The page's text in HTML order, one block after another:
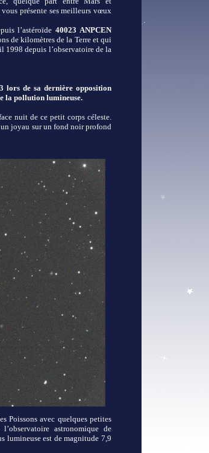
présente ses meilleurs vœux
l’astéroïde40023 ANPCEN
de kilomètres de la Terre et qui
1998 depuis l’observatoire de la
lors de sa dernière opposition
la pollution lumineuse.
nuit de ce petit corps céleste.
joyau sur un fond noir profond
Poissons avec quelques petites
astronomique de
lumineuse est de magnitude 7,9